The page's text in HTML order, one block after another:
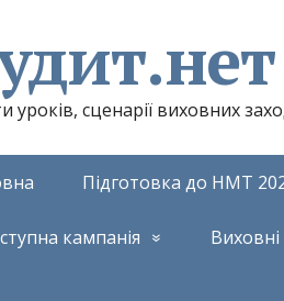
уроків, сценарії виховних
Підготовка до НМТ
кампанія